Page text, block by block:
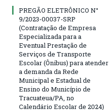
PREGÃO ELETRÔNICO N°
9/2023-00037-SRP
(Contratação de Empresa
Especializada para a
Eventual Prestação de
Serviços de Transporte
Escolar (Ônibus) para atender
a demanda da Rede
Municipal e Estadual de
Ensino do Município de
Tracuateua/PA, no
Calendário Escolar de 2024)